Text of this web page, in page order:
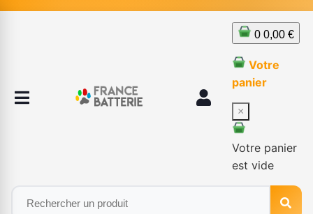
0 0,00 €
Votre
panier
×
Votre panier
est vide